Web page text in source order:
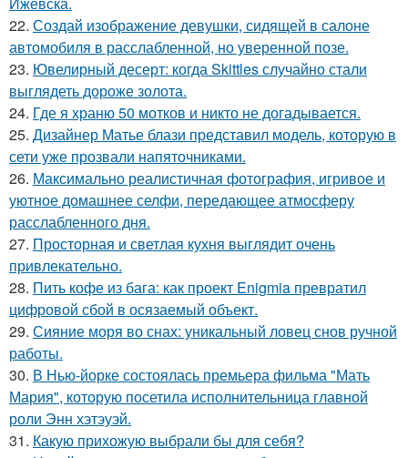
22. Создай изображение девушки, сидящей в салоне
автомобиля в расслабленной, но уверенной позе.
23. Ювелирный десерт: когда Skittles случайно стали
выглядеть дороже золота.
24. Где я храню 50 мотков и никто не догадывается.
25. Дизайнер Матье блази представил модель, которую в
сети уже прозвали напяточниками.
26. Максимально реалистичная фотография, игривое и
уютное домашнее селфи, передающее атмосферу
расслабленного дня.
27. Просторная и светлая кухня выглядит очень
привлекательно.
28. Пить кофе из бага: как проект Enigmia превратил
цифровой сбой в осязаемый объект.
29. Сияние моря во снах: уникальный ловец снов ручной
работы.
30. В Нью-йорке состоялась премьера фильма "Мать
Мария", которую посетила исполнительница главной
роли Энн хэтэуэй.
31. Какую прихожую выбрали бы для себя?